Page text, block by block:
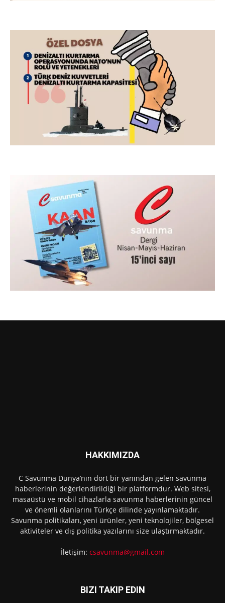
HAKKIMIZDA
C Savunma Dünya’nın dört bir yanından gelen savunma
haberlerinin değerlendirildiği bir platformdur. Web sitesi,
masaüstü ve mobil cihazlarla savunma haberlerinin güncel
ve önemli olanlarını Türkçe dilinde yayınlamaktadır.
Savunma politikaları, yeni ürünler, yeni teknolojiler, bölgesel
aktiviteler ve dış politika yazılarını size ulaştırmaktadır.
İletişim: csavunma@gmail.com
BIZI TAKIP EDIN